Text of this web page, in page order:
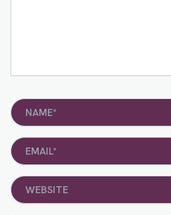
Name*
Email*
Website